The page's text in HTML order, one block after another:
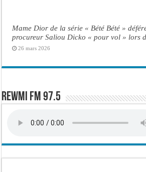
Mame Dior de la série « Bété Bété »
procureur Saliou Dicko « pour vol » lors
26 mars 2026
Rewmi FM 97.5